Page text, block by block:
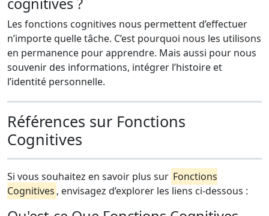
Les fonctions cognitives nous permettent d’effectuer
n’importe quelle tâche. C’est pourquoi nous les utilisons
en permanence pour apprendre. Mais aussi pour nous
souvenir des informations, intégrer l’histoire et
l’identité personnelle.
Références sur Fonctions
Cognitives
Si vous souhaitez en savoir plus sur Fonctions
Cognitives , envisagez d’explorer les liens ci-dessous :